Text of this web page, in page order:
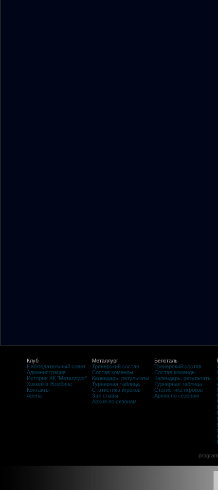
Клуб
Наблюдательный совет
Администрация
История ХК "Металлург"
Хоккей в Жлобине
Контакты
Арена
Металлург
Тренерский состав
Состав команды
Календарь, результаты
Турнирная таблица
Статистика игроков
Зал славы
Архив по сезонам
Белсталь
Тренерский состав
Состав команды
Календарь, результаты
Турнирная таблица
Статистика игроков
Архив по сезонам